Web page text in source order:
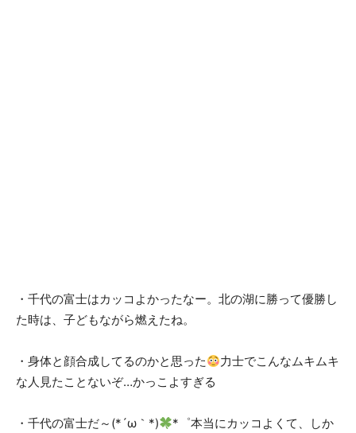
・千代の富士はカッコよかったなー。北の湖に勝って優勝し
た時は、子どもながら燃えたね。
・身体と顔合成してるのかと思った
力士でこんなムキムキ
な人見たことないぞ…かっこよすぎる
・千代の富士だ～(*´ω｀*)
*゜本当にカッコよくて、しか